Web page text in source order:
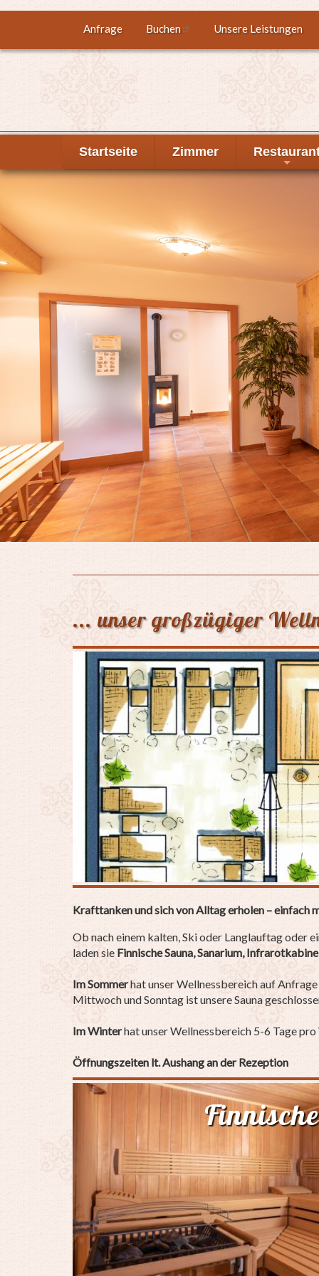
Inhalt
Top
menu
Anfrage Buchen Unsere Leistungen
Startseite Zimmer
+
... unser großzügiger
Krafttanken und sich von Alltag erholen – einfach
Ob nach einem kalten, Ski oder Langlauftag oder
laden sie Finnische Sauna, Sanarium,
Im Sommerhat unser Wellnessbereich auf
Mittwoch und Sonntag ist unsere Sauna
Im Winterhat unser Wellnessbereich 5-6 Tage
Öffnungszeiten lt. Aushang an der Rezeption